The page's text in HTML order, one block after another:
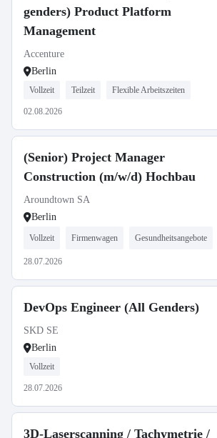
genders) Product Platform
Management
Accenture
Berlin
Vollzeit Teilzeit Flexible Arbeitszeiten
02.08.2026
(Senior) Project Manager
Construction (m/w/d) Hochbau
Aroundtown SA
Berlin
Vollzeit Firmenwagen Gesundheitsangebote
28.07.2026
DevOps Engineer (All Genders)
SKD SE
Berlin
Vollzeit
28.07.2026
3D-Laserscanning / Tachymetrie /